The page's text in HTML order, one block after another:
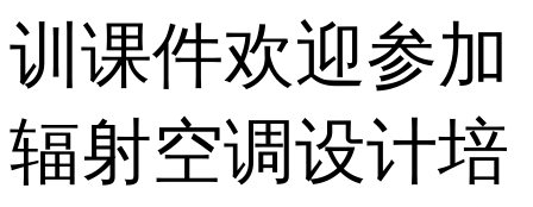
训课件欢迎参加
辐射空调设计培